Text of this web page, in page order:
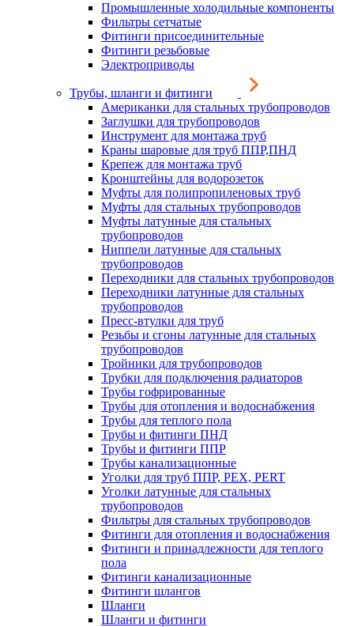
Промышленные холодильные компоненты
Фильтры сетчатые
Фитинги присоединительные
Фитинги резьбовые
Электроприводы
Трубы, шланги и фитинги
Американки для стальных трубопроводов
Заглушки для трубопроводов
Инструмент для монтажа труб
Краны шаровые для труб ППР,ПНД
Крепеж для монтажа труб
Кронштейны для водорозеток
Муфты для полипропиленовых труб
Муфты для стальных трубопроводов
Муфты латунные для стальных
трубопроводов
Ниппели латунные для стальных
трубопроводов
Переходники для стальных трубопроводов
Переходники латунные для стальных
трубопроводов
Пресс-втулки для труб
Резьбы и сгоны латунные для стальных
трубопроводов
Тройники для трубопроводов
Трубки для подключения радиаторов
Трубы гофрированные
Трубы для отопления и водоснабжения
Трубы для теплого пола
Трубы и фитинги ПНД
Трубы и фитинги ППР
Трубы канализационные
Уголки для труб ППР, PEX, PERT
Уголки латунные для стальных
трубопроводов
Фильтры для стальных трубопроводов
Фитинги для отопления и водоснабжения
Фитинги и принадлежности для теплого
пола
Фитинги канализационные
Фитинги шлангов
Шланги
Шланги и фитинги